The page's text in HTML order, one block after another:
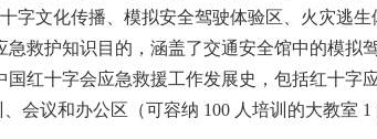
文化传播、模拟安全驾驶体验区、火灾逃生
急救护知识目的，涵盖了交通安全馆中的模拟
国红十字会应急救援工作发展史，包括红十字
议和办公区（可容纳 100 人培训的大教室 1